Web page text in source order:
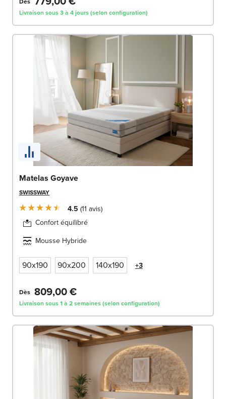
Livraison sous 3 à 4 jours (selon configuration)
Matelas Goyave
SWISSWAY
4.5 11 avis
Confort équilibré
Mousse Hybride
90x190 90x200 140x190 +3
Dès 809,00 €
Livraison sous 1 à 2 semaines (selon configuration)